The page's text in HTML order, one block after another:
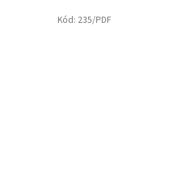
Kód: 235/PDF